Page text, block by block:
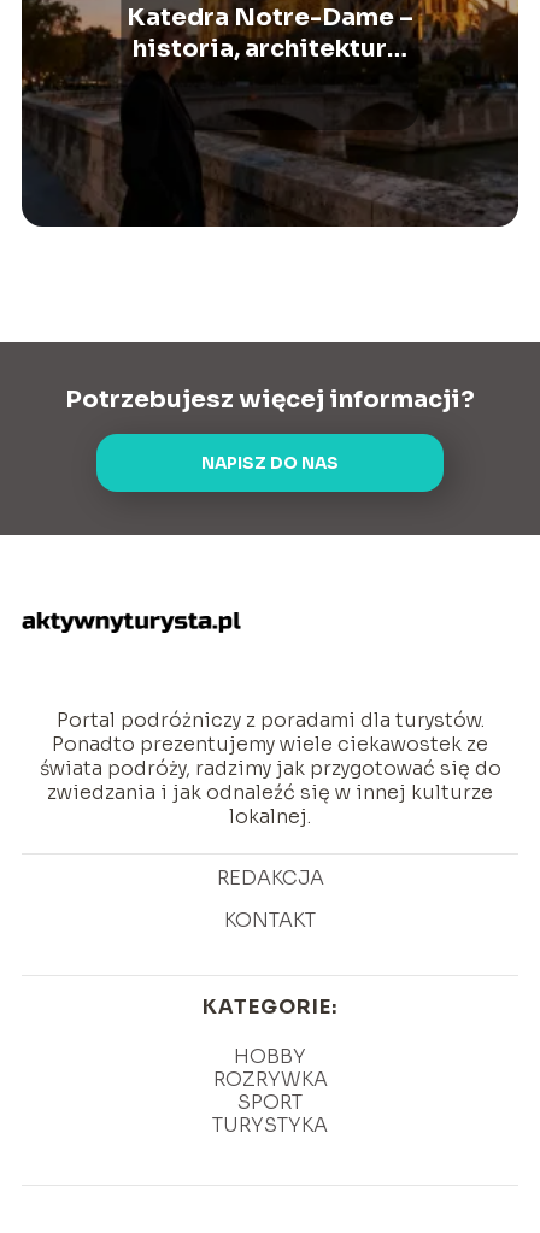
Katedra Notre-Dame –
historia, architektura,
ciekawostki
Potrzebujesz więcej informacji?
NAPISZ DO NAS
Portal podróżniczy z poradami dla turystów.
Ponadto prezentujemy wiele ciekawostek ze
świata podróży, radzimy jak przygotować się do
zwiedzania i jak odnaleźć się w innej kulturze
lokalnej.
REDAKCJA
KONTAKT
KATEGORIE:
HOBBY
ROZRYWKA
SPORT
TURYSTYKA